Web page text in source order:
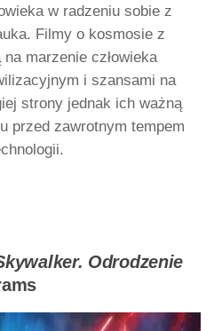
w radzeniu sobie z
Filmy o kosmosie z
marzenie człowieka
i szansami na
strony jednak ich ważną
przed zawrotnym tempem
Odrodzenie